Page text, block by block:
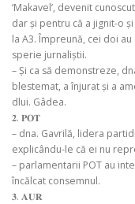
‘Makavel’, devenit
dar și pentru că a jignit-o
la A3. Împreună, cei doi
sperie jurnaliștii.
– Și ca să demonstreze,
blestemat, a înjurat și a
dlui. Gâdea.
𝟐. 𝐏𝐎𝐓
– dna. Gavrilă, lidera
explicându-le că ei nu
– parlamentarii POT au
încălcat consemnul.
𝟑. 𝐀𝐔𝐑